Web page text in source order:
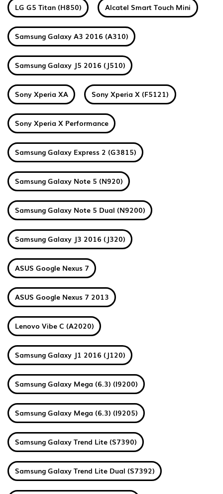
LG G5 Titan (H850) Alcatel Smart Touch Mini
Samsung Galaxy A3 2016 (A310)
Samsung Galaxy J5 2016 (J510)
Sony Xperia XA Sony Xperia X (F5121)
Sony Xperia X Performance
Samsung Galaxy Express 2 (G3815)
Samsung Galaxy Note 5 (N920)
Samsung Galaxy Note 5 Dual (N9200)
Samsung Galaxy J3 2016 (J320)
ASUS Google Nexus 7
ASUS Google Nexus 7 2013
Lenovo Vibe C (A2020)
Samsung Galaxy J1 2016 (J120)
Samsung Galaxy Mega (6.3) (I9200)
Samsung Galaxy Mega (6.3) (I9205)
Samsung Galaxy Trend Lite (S7390)
Samsung Galaxy Trend Lite Dual (S7392)